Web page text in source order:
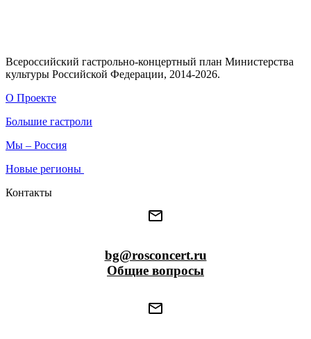
Всероссийский гастрольно-концертный план Министерства
культуры Российской Федерации, 2014-2026.
О Проекте
Большие гастроли
Мы – Россия
Новые регионы
Контакты
bg@rosconcert.ru
Общие вопросы